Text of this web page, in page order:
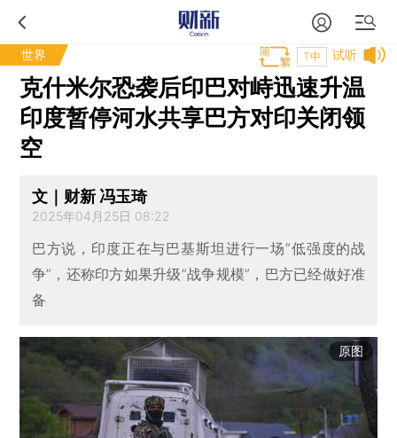
世界 试听
T中
克什米尔恐袭后印巴对峙迅速升温
印度暂停河水共享巴方对印关闭领
空
文｜财新 冯玉琦
2025年04月25日 08:22
巴方说，印度正在与巴基斯坦进行一场“低强度的战
争”，还称印方如果升级“战争规模”，巴方已经做好准
备
原图